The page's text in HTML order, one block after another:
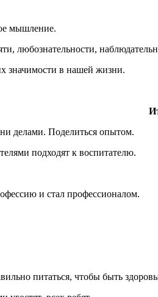
мышление.
любознательности,
значимости в нашей жизни.
делами. Поделиться опытом.
подходят к воспитателю.
и стал профессионалом.
питаться, чтобы быть